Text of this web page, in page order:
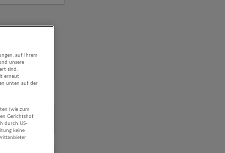
auf Ihrem
unsere
sind,
erneut
unten auf der
(wie zum
Gerichtshof
durch US-
keine